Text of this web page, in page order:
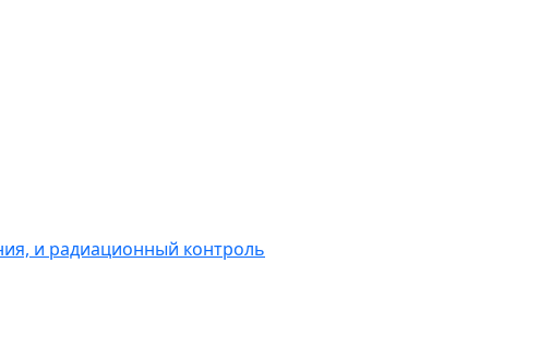
и радиационный контроль